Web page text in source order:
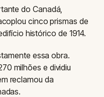
do Canadá,
cinco prismas de
histórico de 1914.
essa obra.
milhões e dividiu
reclamou da